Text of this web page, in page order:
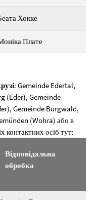
Хокке
Плате
: Gemeinde Edertal,
(Eder), Gemeinde
Gemeinde Burgwald,
(Wohra) або в
контактних осіб тут:
Відповідальна
обробка